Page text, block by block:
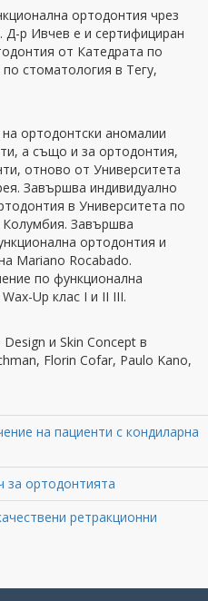
ортодонтия чрез
Д-р Ивчев е и сертифициран
от Катедрата по
стоматология в Тегу,
ортодонтски аномалии
а също и за ортодонтия,
отново от Университета
Завършва индивидуално
в Университета по
Завършва
ортодонтия и
Mariano Rocabado.
по функционална
Up клас I и II III.
и Skin Concept в
Florin Cofar, Paulo Kano,
на пациенти с кондиларна
за ортодонтията
ретракционни